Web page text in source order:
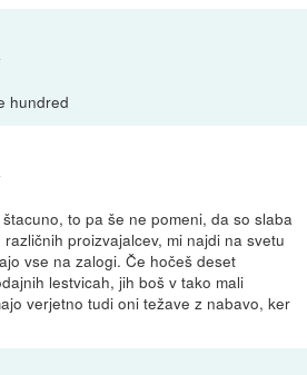
hundred
to pa še ne pomeni, da so slaba
proizvajalcev, mi najdi na svetu
vse na zalogi. Če hočeš deset
lestvicah, jih boš v tako mali
verjetno tudi oni težave z nabavo, ker